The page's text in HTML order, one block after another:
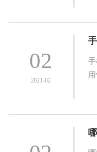
02
2021-02